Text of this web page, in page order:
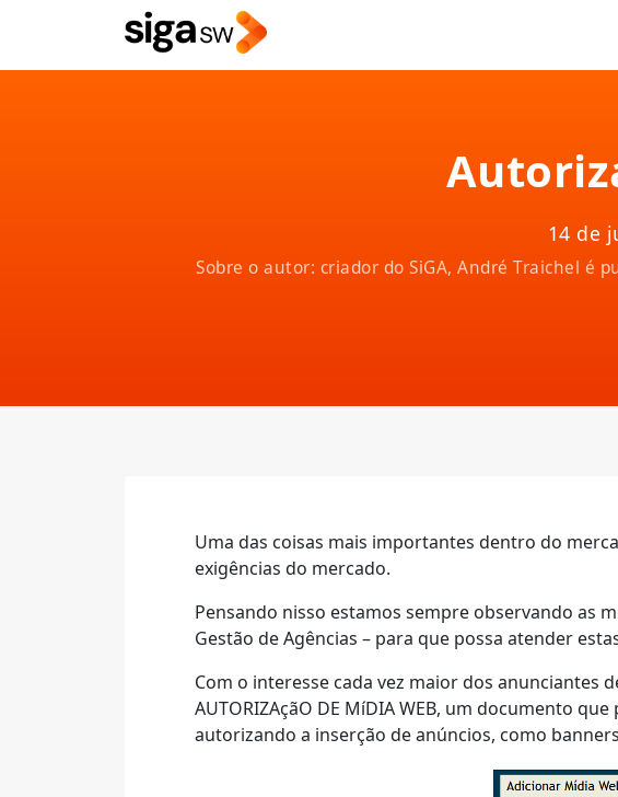
14 de
Sobre o autor: criador do SiGA, André Traichel é
Uma das coisas mais importantes dentro do
exigências do mercado.
Pensando nisso estamos sempre observando as
Gestão de Agências – para que possa atender
Com o interesse cada vez maior dos anunciantes
AUTORIZAçãO DE MíDIA WEB, um documento
autorizando a inserção de anúncios, como